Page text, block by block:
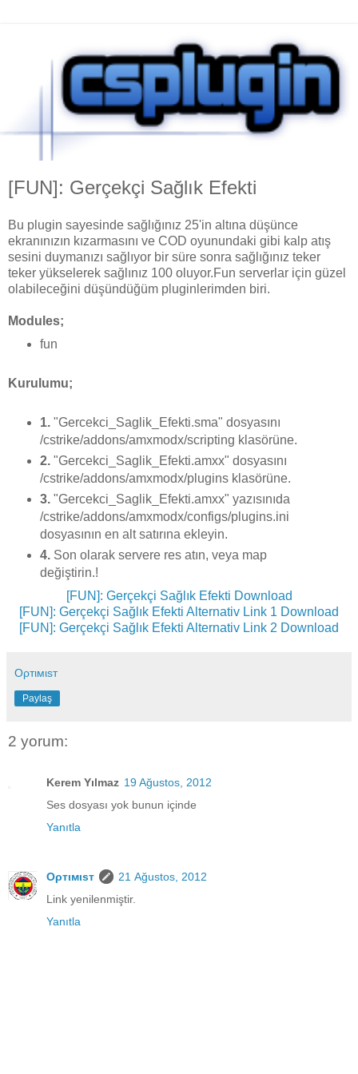
[FUN]: Gerçekçi Sağlık Efekti
Bu plugin sayesinde sağlığınız 25'in altına düşünce
ekranınızın kızarmasını ve COD oyunundaki gibi kalp atış
sesini duymanızı sağlıyor bir süre sonra sağlığınız teker
teker yükselerek sağlınız 100 oluyor.Fun serverlar için güzel
olabileceğini düşündüğüm pluginlerimden biri.
Modules;
fun
Kurulumu;
1."Gercekci_Saglik_Efekti.sma" dosyasını
/cstrike/addons/amxmodx/scripting klasörüne.
2."Gercekci_Saglik_Efekti.amxx" dosyasını
/cstrike/addons/amxmodx/plugins klasörüne.
3."Gercekci_Saglik_Efekti.amxx" yazısınıda
/cstrike/addons/amxmodx/configs/plugins.ini
dosyasının en alt satırına ekleyin.
4.Son olarak servere res atın, veya map
değiştirin.!
[FUN]: Gerçekçi Sağlık Efekti Download
[FUN]: Gerçekçi Sağlık Efekti Alternativ Link 1 Download
[FUN]: Gerçekçi Sağlık Efekti Alternativ Link 2 Download
Oρтιмιsт
Paylaş
2 yorum:
Kerem Yılmaz 19 Ağustos, 2012
Ses dosyası yok bunun içinde
Yanıtla
Oρтιмιsт
21 Ağustos, 2012
Link yenilenmiştir.
Yanıtla